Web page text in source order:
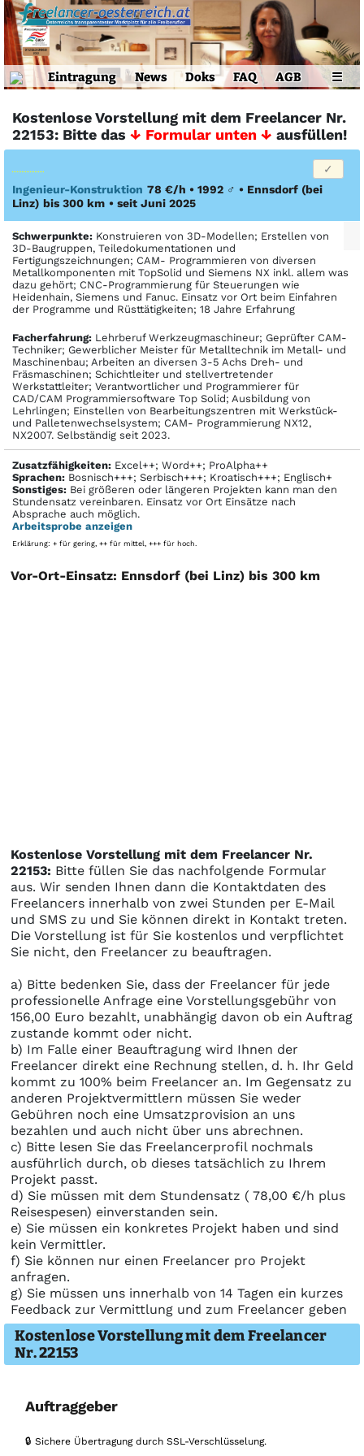
Eintragung News Doks FAQ AGB ☰
Kostenlose Vorstellung mit dem Freelancer Nr.
22153: Bitte das ↓ Formular unten ↓ ausfüllen!
Ingenieur-Konstruktion 78 €/h • 1992 ♂ • Ennsdorf (bei
Linz) bis 300 km • seit Juni 2025
Schwerpunkte: Konstruieren von 3D-Modellen; Erstellen von
3D-Baugruppen, Teiledokumentationen und
Fertigungszeichnungen; CAM- Programmieren von diversen
Metallkomponenten mit TopSolid und Siemens NX inkl. allem was
dazu gehört; CNC-Programmierung für Steuerungen wie
Heidenhain, Siemens und Fanuc. Einsatz vor Ort beim Einfahren
der Programme und Rüsttätigkeiten; 18 Jahre Erfahrung
Facher­fahrung: Lehrberuf Werkzeugmaschineur; Geprüfter CAM-
Techniker; Gewerblicher Meister für Metalltechnik im Metall- und
Maschinenbau; Arbeiten an diversen 3-5 Achs Dreh- und
Fräsmaschinen; Schichtleiter und stellvertretender
Werkstattleiter; Verantwortlicher und Programmierer für
CAD/CAM Programmiersoftware Top Solid; Ausbildung von
Lehrlingen; Einstellen von Bearbeitungszentren mit Werkstück-
und Palletenwechselsystem; CAM- Programmierung NX12,
NX2007. Selbständig seit 2023.
Zusatzfähigkeiten: Excel++; Word++; ProAlpha++
Sprachen: Bosnisch+++; Serbisch+++; Kroatisch+++; Englisch+
Sonstiges: Bei größeren oder längeren Projekten kann man den
Stundensatz vereinbaren. Einsatz vor Ort Einsätze nach
Absprache auch möglich.
Arbeitsprobe anzeigen
Erklärung: + für gering, ++ für mittel, +++ für hoch.
Vor-Ort-Einsatz: Ennsdorf (bei Linz) bis 300 km
Kostenlose Vorstellung mit dem Freelancer Nr.
22153: Bitte füllen Sie das nachfolgende Formular
aus. Wir senden Ihnen dann die Kontaktdaten des
Freelancers innerhalb von zwei Stunden per E-Mail
und SMS zu und Sie können direkt in Kontakt treten.
Die Vorstellung ist für Sie kostenlos und verpflichtet
Sie nicht, den Freelancer zu beauftragen.
a) Bitte bedenken Sie, dass der Freelancer für jede
professionelle Anfrage eine Vorstellungsgebühr von
156,00 Euro bezahlt, unabhängig davon ob ein Auftrag
zustande kommt oder nicht.
b) Im Falle einer Beauftragung wird Ihnen der
Freelancer direkt eine Rechnung stellen, d. h. Ihr Geld
kommt zu 100% beim Freelancer an. Im Gegensatz zu
anderen Projektvermittlern müssen Sie weder
Gebühren noch eine Umsatzprovision an uns
bezahlen und auch nicht über uns abrechnen.
c) Bitte lesen Sie das Freelancerprofil nochmals
ausführlich durch, ob dieses tatsächlich zu Ihrem
Projekt passt.
d) Sie müssen mit dem Stundensatz ( 78,00 €/h plus
Reisespesen) einverstanden sein.
e) Sie müssen ein konkretes Projekt haben und sind
kein Vermittler.
f) Sie können nur einen Freelancer pro Projekt
anfragen.
g) Sie müssen uns innerhalb von 14 Tagen ein kurzes
Feedback zur Vermittlung und zum Freelancer geben
Kostenlose Vorstellung mit dem Freelancer
Nr. 22153
Auftraggeber
🔒 Sichere Übertragung durch SSL-Verschlüsselung.